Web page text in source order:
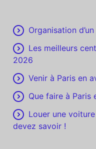
Organisation
Les meilleurs
2026
Venir à Paris en
Que faire à Paris
Louer une
devez savoir !